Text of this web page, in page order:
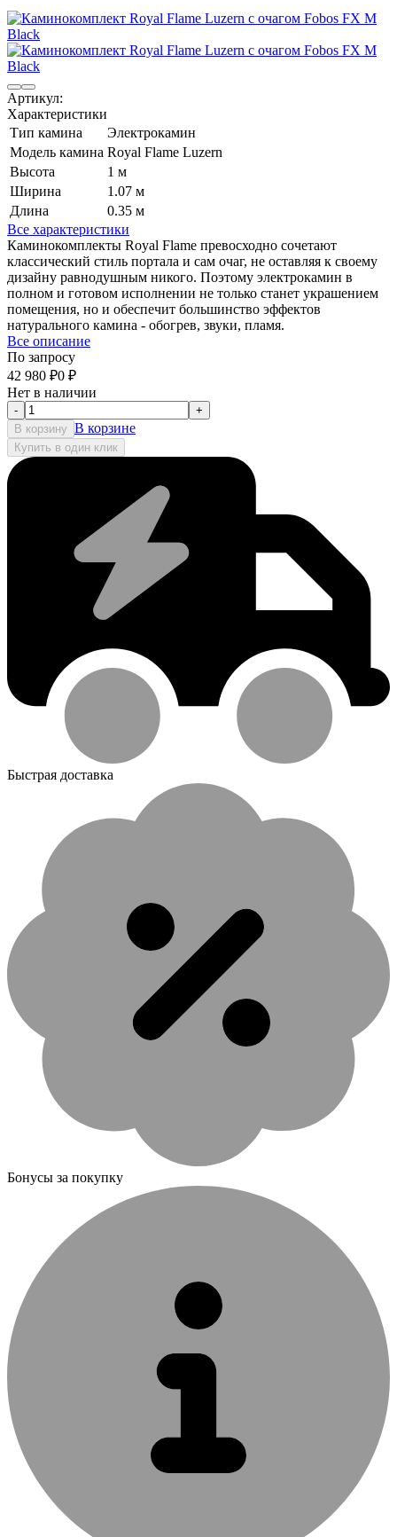
Артикул:
Характеристики
Тип камина
Электрокамин
Модель камина Royal Flame Luzern
Высота
1 м
Ширина
1.07 м
Длина
0.35 м
Все характеристики
Каминокомплекты Royal Flame превосходно сочетают
классический стиль портала и сам очаг, не оставляя к своему
дизайну равнодушным никого. Поэтому электрокамин в
полном и готовом исполнении не только станет украшением
помещения, но и обеспечит большинство эффектов
натурального камина - обогрев, звуки, пламя.
Все описание
По запросу
42 980 ₽0 ₽
Нет в наличии
-
+
В корзину В корзине
Купить в один клик
Быстрая доставка
Бонусы за покупку